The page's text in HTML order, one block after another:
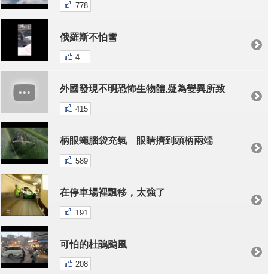
778
俄羅斯不怕雪
4
外國發現不明恐怖生物體,疑為變異所致
415
柄眼蠅腦袋充氣 眼睛擠到頭柄兩端
589
在停車場裡飄移，太強了
191
可怕的杜鵑颱風
208